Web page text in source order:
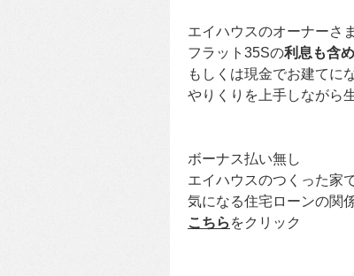
エイハウスのオーナーさ
フラット35Sの利息も含
もしくは現金でお建てに
やりくりを上手しながら
ボーナス払い無し
エイハウスのつくった家
気になる住宅ローンの関
こちら をクリック